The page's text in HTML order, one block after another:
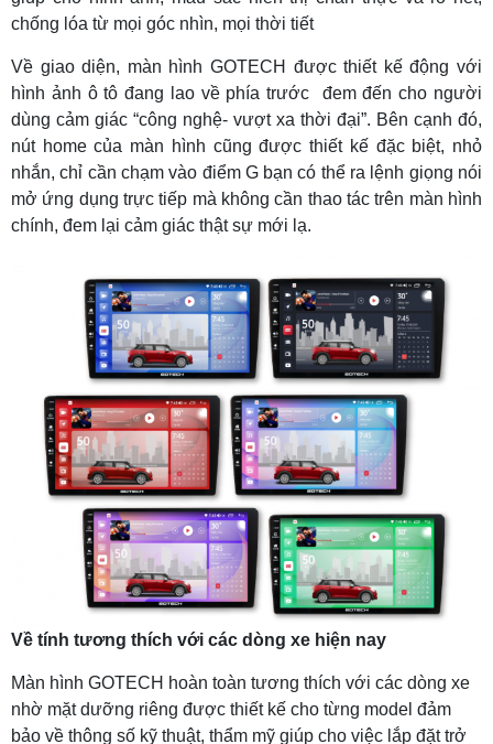
chống lóa từ mọi góc nhìn, mọi thời tiết
Về giao diện, màn hình GOTECH được thiết kế động với
hình ảnh ô tô đang lao về phía trước đem đến cho người
dùng cảm giác “công nghệ- vượt xa thời đại”. Bên cạnh đó,
nút home của màn hình cũng được thiết kế đặc biệt, nhỏ
nhắn, chỉ cần chạm vào điểm G bạn có thể ra lệnh giọng nói
mở ứng dụng trực tiếp mà không cần thao tác trên màn hình
chính, đem lại cảm giác thật sự mới lạ.
Về tính tương thích với các dòng xe hiện nay
Màn hình GOTECH hoàn toàn tương thích với các dòng xe
nhờ mặt dưỡng riêng được thiết kế cho từng model đảm
bảo về thông số kỹ thuật, thẩm mỹ giúp cho việc lắp đặt trở